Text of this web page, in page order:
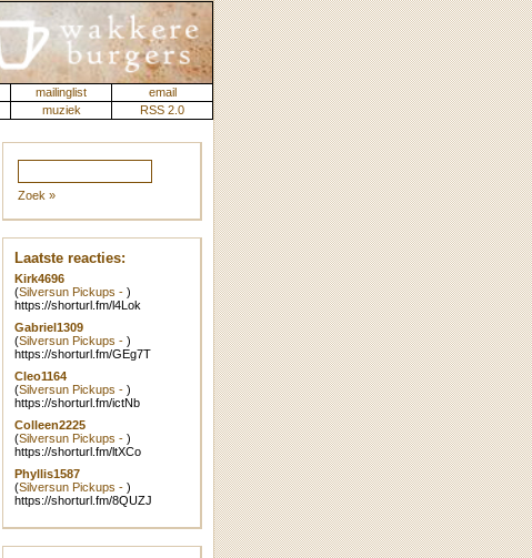
mailinglist
email
muziek RSS 2.0
Zoek »
Laatste reacties:
Kirk4696
(Silversun Pickups - )
https://shorturl.fm/l4Lok
Gabriel1309
(Silversun Pickups - )
https://shorturl.fm/GEg7T
Cleo1164
(Silversun Pickups - )
https://shorturl.fm/ictNb
Colleen2225
(Silversun Pickups - )
https://shorturl.fm/ltXCo
Phyllis1587
(Silversun Pickups - )
https://shorturl.fm/8QUZJ